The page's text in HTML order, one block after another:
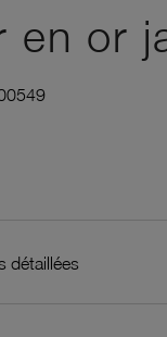
en or
détaillées